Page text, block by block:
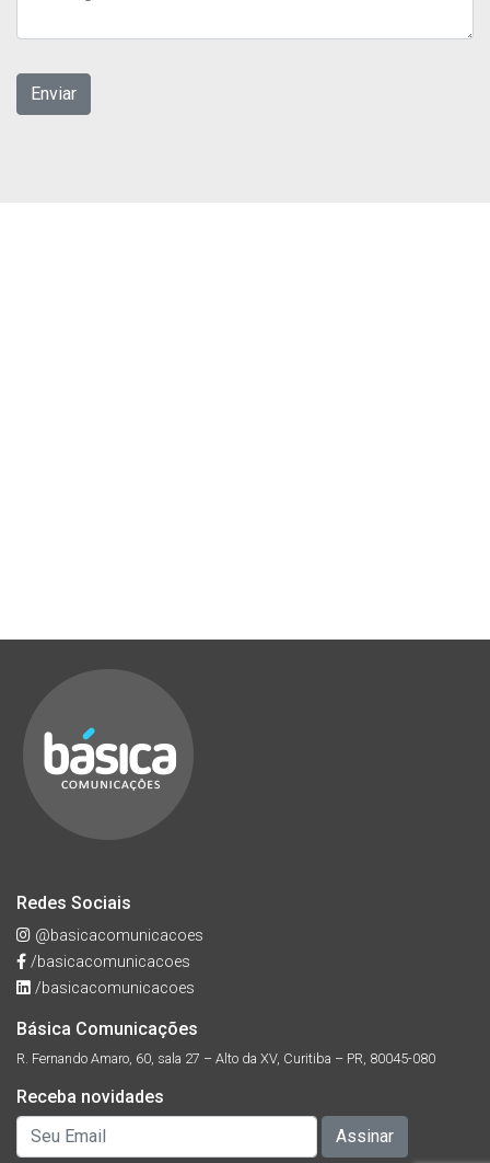
Redes Sociais
@basicacomunicacoes
/basicacomunicacoes
/basicacomunicacoes
Básica Comunicações
R. Fernando Amaro, 60, sala 27 – Alto da XV, Curitiba – PR, 80045-080
Receba novidades